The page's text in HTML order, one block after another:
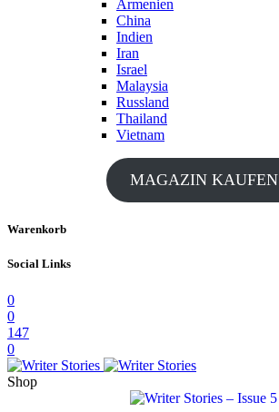
Armenien
China
Indien
Iran
Israel
Malaysia
Russland
Thailand
Vietnam
MAGAZIN KAUFEN
Warenkorb
Social Links
0
0
147
0
Shop